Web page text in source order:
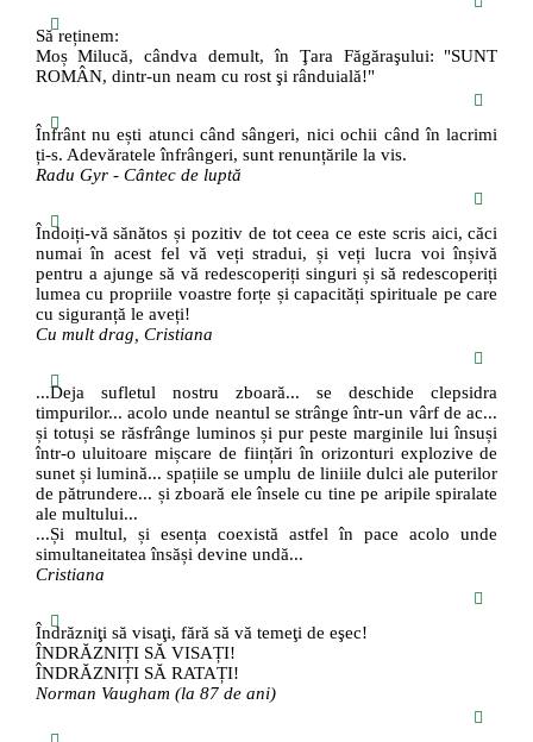
Să reținem:
Moș Milucă, cândva demult, în Ţara Făgăraşului: "SUNT
ROMÂN, dintr-un neam cu rost şi rânduială!"
Înfrânt nu ești atunci când sângeri, nici ochii când în lacrimi
ți-s. Adevăratele înfrângeri, sunt renunțările la vis.
Radu Gyr - Cântec de luptă
Îndoiți-vă sănătos și pozitiv de tot ceea ce este scris aici, căci
numai în acest fel vă veți stradui, și veți lucra voi înșivă
pentru a ajunge să vă redescoperiți singuri și să redescoperiți
lumea cu propriile voastre forțe și capacități spirituale pe care
cu siguranță le aveți!
Cu mult drag, Cristiana
...Deja sufletul nostru zboară... se deschide clepsidra
timpurilor... acolo unde neantul se strânge într-un vârf de ac...
și totuși se răsfrânge luminos și pur peste marginile lui însuși
într-o uluitoare mișcare de ființări în orizonturi explozive de
sunet și lumină... spațiile se umplu de liniile dulci ale puterilor
de pătrundere... și zboară ele însele cu tine pe aripile spiralate
ale multului...
...Și multul, și esența coexistă astfel în pace acolo unde
simultaneitatea însăși devine undă...
Cristiana
Îndrăzniţi să visaţi, fără să vă temeţi de eşec!
ÎNDRĂZNIȚI SĂ VISAȚI!
ÎNDRĂZNIȚI SĂ RATAȚI!
Norman Vaugham (la 87 de ani)